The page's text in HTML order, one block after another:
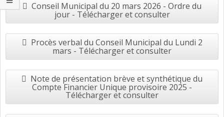
Conseil Municipal du 20 mars 2026 - Ordre du
jour - Télécharger et consulter
Procès verbal du Conseil Municipal du Lundi 2
mars - Télécharger et consulter
Note de présentation brève et synthétique du
Compte Financier Unique provisoire 2025 -
Télécharger et consulter